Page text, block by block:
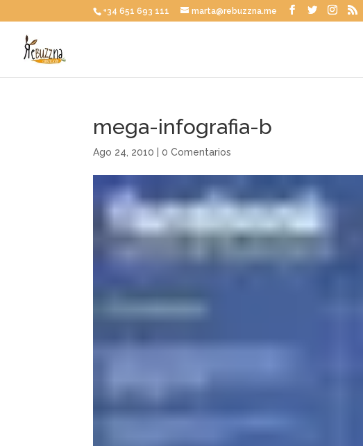
+34 651 693 111 marta@rebuzzna.me
mega-infografia-b
Ago 24, 2010 |0 Comentarios